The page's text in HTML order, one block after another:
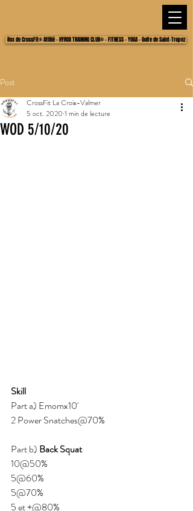
Box de CrossFit® Affilié - HYROX TRAINING CLUB® - FITNESS - YOGA - Golfe de Saint-Tropez
Post
WOD 5/10/20
CrossFit La Croix-Valmer
5 oct. 2020 1 min de lecture
Skill
Part a) Emomx10'
2 Power Snatches@70%
Part b) Back Squat
10@50%
5@60%
5@70%
5 et +@80%